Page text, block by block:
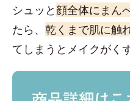
シュッと 顔全体にまん
たら、 乾くまで肌に触
てしまうとメイクがく